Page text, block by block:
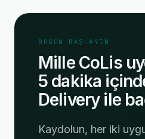
BUGÜN BAŞLAYIN
Mille CoLis
5 dakika
Delivery ile
Kaydolun, her iki